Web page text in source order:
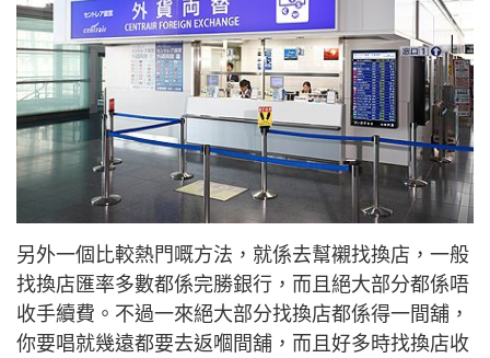
另外一個比較熱門嘅方法，就係去幫襯找換店，一般
找換店匯率多數都係完勝銀行，而且絕大部分都係唔
收手續費。不過一來絕大部分找換店都係得一間舖，
你要唱就幾遠都要去返嗰間舖，而且好多時找換店收